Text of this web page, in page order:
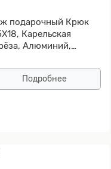
подарочный Крюк
Карельская
Алюминий,
Подробнее